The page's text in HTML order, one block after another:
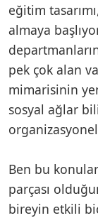
eğitim
almaya
pek çok alan
mimarisinin
sosyal ağlar
Ben bu
parçası
bireyin etkili